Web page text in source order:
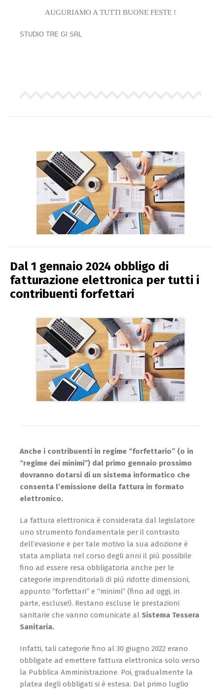
AUGURIAMO A TUTTI BUONE FESTE !
STUDIO TRE GI SRL
Dal 1 gennaio 2024 obbligo di
fatturazione elettronica per tutti i
contribuenti forfettari
Anche i contribuenti in regime “forfettario” (o in
“regime dei minimi”) dal primo gennaio prossimo
dovranno dotarsi di un sistema informatico che
consenta l’emissione della fattura in formato
elettronico.
La fattura elettronica è considerata dal legislatore
uno strumento fondamentale per il contrasto
dell’evasione e per tale motivo la sua adozione è
stata ampliata nel corso degli anni il più possibile
fino ad essere resa obbligatoria anche per le
categorie imprenditoriali di più ridotte dimensioni,
appunto “forfettari” e “minimi” (fino ad oggi, in
parte, escluse!). Restano escluse le prestazioni
sanitarie che vanno comunicate al Sistema Tessera
Sanitaria.
Infatti, tali categorie fino al 30 giugno 2022 erano
obbligate ad emettere fattura elettronica solo verso
la Pubblica Amministrazione. Poi, gradualmente la
platea degli obbligati si è estesa. Dal primo luglio